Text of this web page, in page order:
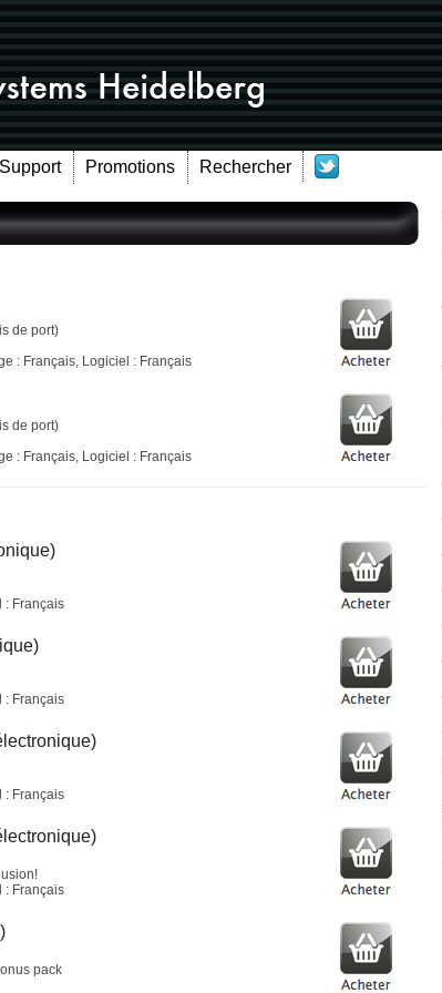
Support Promotions Rechercher
de port)
: Français, Logiciel : Français
de port)
: Français, Logiciel : Français
: Français
: Français
: Français
: Français
pack